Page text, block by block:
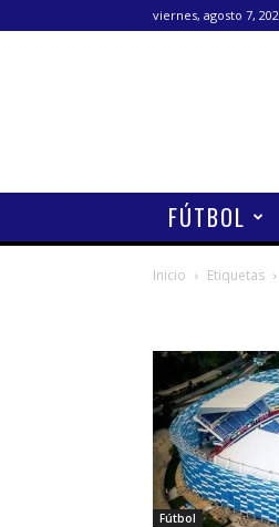
viernes, agosto 7,
FÚTBOL
Inicio Etiquetas
Fútbol